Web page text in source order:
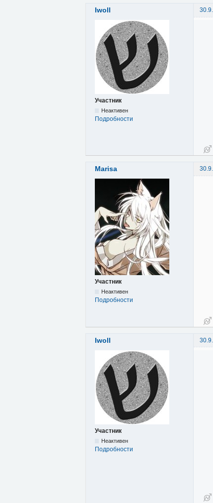
Iwoll
Участник
Неактивен
Подробности
Marisa
Участник
Неактивен
Подробности
Iwoll
Участник
Неактивен
Подробности